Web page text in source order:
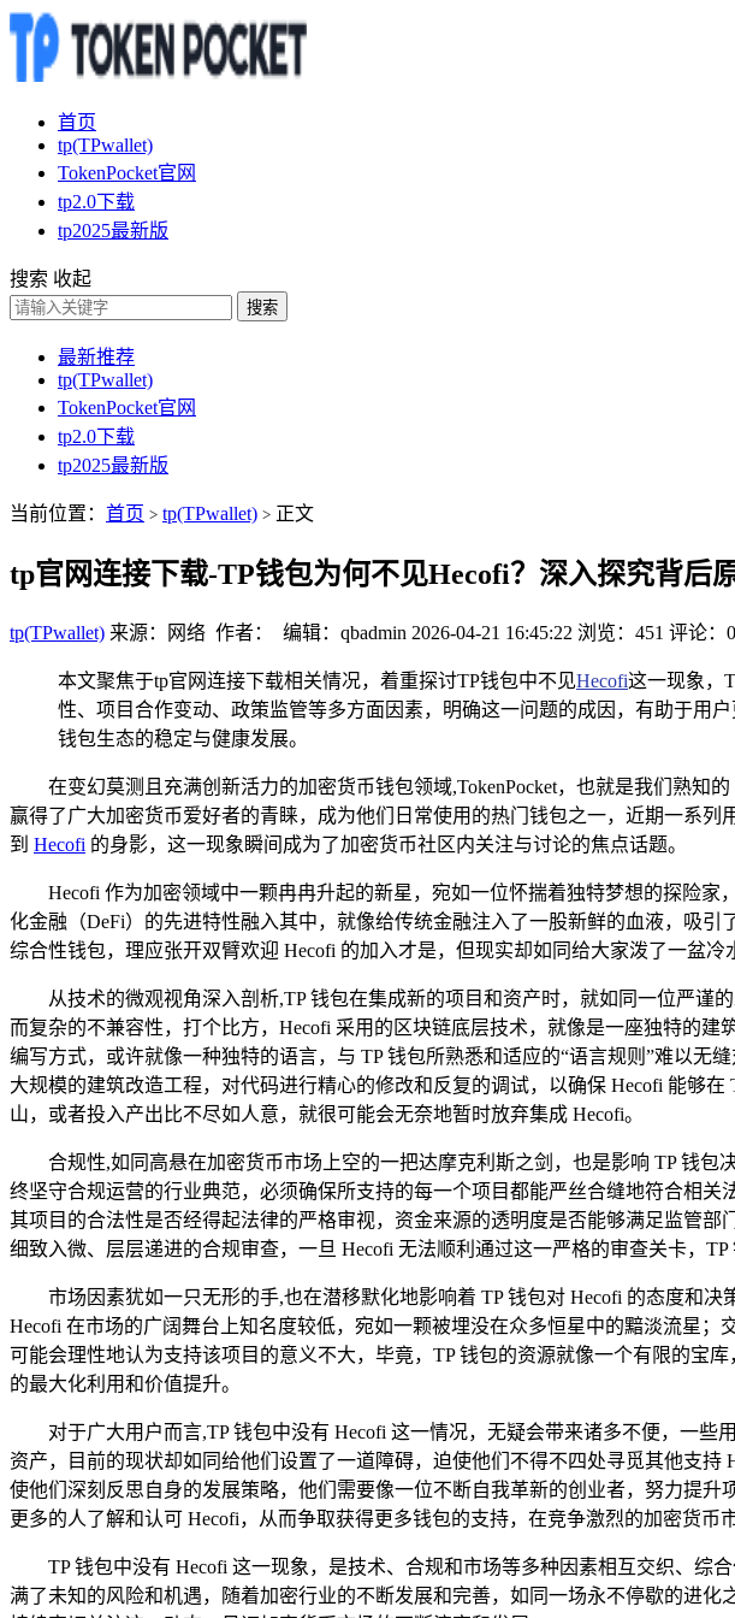
首页
tp(TPwallet)
TokenPocket官网
tp2.0下载
tp2025最新版
搜索 收起
搜索
最新推荐
tp(TPwallet)
TokenPocket官网
tp2.0下载
tp2025最新版
当前位置： 首页 > tp(TPwallet) > 正文
tp官网连接下载-TP钱包为何不见Hecofi？深入探究背后
tp(TPwallet) 来源：网络 作者： 编辑：qbadmin 2026-04-21 16:45:22 浏览：451 评论：0
本文聚焦于tp官网连接下载相关情况，着重探讨TP钱包中不见Hecofi这一现象，
性、项目合作变动、政策监管等多方面因素，明确这一问题的成因，有助于用
钱包生态的稳定与健康发展。
在变幻莫测且充满创新活力的加密货币钱包领域,TokenPocket，也就是我们熟知
赢得了广大加密货币爱好者的青睐，成为他们日常使用的热门钱包之一，近期一系
到 Hecofi 的身影，这一现象瞬间成为了加密货币社区内关注与讨论的焦点话题。
Hecofi 作为加密领域中一颗冉冉升起的新星，宛如一位怀揣着独特梦想的探险
化金融（DeFi）的先进特性融入其中，就像给传统金融注入了一股新鲜的血液，吸
综合性钱包，理应张开双臂欢迎 Hecofi 的加入才是，但现实却如同给大家泼了一盆冷
从技术的微观视角深入剖析,TP 钱包在集成新的项目和资产时，就如同一位严谨
而复杂的不兼容性，打个比方，Hecofi 采用的区块链底层技术，就像是一座独特的
编写方式，或许就像一种独特的语言，与 TP 钱包所熟悉和适应的“语言规则”难以无
大规模的建筑改造工程，对代码进行精心的修改和反复的调试，以确保 Hecofi 能够
山，或者投入产出比不尽如人意，就很可能会无奈地暂时放弃集成 Hecofi。
合规性,如同高悬在加密货币市场上空的一把达摩克利斯之剑，也是影响 TP 钱
终坚守合规运营的行业典范，必须确保所支持的每一个项目都能严丝合缝地符合相
其项目的合法性是否经得起法律的严格审视，资金来源的透明度是否能够满足监管
细致入微、层层递进的合规审查，一旦 Hecofi 无法顺利通过这一严格的审查关卡，
市场因素犹如一只无形的手,也在潜移默化地影响着 TP 钱包对 Hecofi 的态度和
Hecofi 在市场的广阔舞台上知名度较低，宛如一颗被埋没在众多恒星中的黯淡流星
可能会理性地认为支持该项目的意义不大，毕竟，TP 钱包的资源就像一个有限的宝
的最大化利用和价值提升。
对于广大用户而言,TP 钱包中没有 Hecofi 这一情况，无疑会带来诸多不便，一
资产，目前的现状却如同给他们设置了一道障碍，迫使他们不得不四处寻觅其他支
使他们深刻反思自身的发展策略，他们需要像一位不断自我革新的创业者，努力提
更多的人了解和认可 Hecofi，从而争取获得更多钱包的支持，在竞争激烈的加密货币
TP 钱包中没有 Hecofi 这一现象，是技术、合规和市场等多种因素相互交织、
满了未知的风险和机遇，随着加密行业的不断发展和完善，如同一场永不停歇的进化